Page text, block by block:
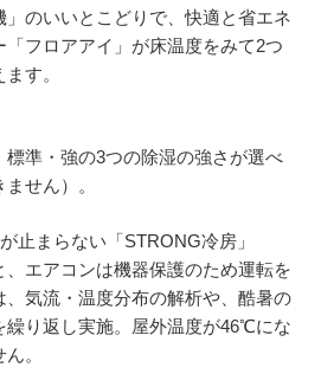
」のいいとこどりで、快適と省エネ
「フロアアイ」が床温度をみて2つ
す。
準・強の3つの除湿の強さが選べ
せん）。
止まらない「STRONG冷房」
エアコンは機器保護のため運転を
気流・温度分布の解析や、酷暑の
繰り返し実施。屋外温度が46℃にな
。